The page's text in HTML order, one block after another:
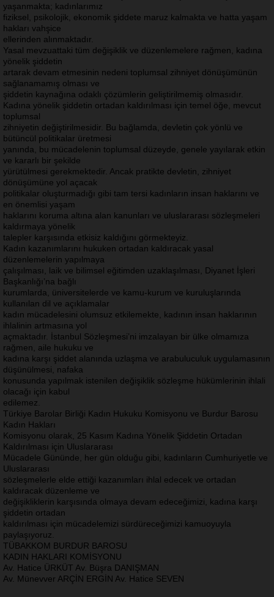
yaşanmakta; kadınlarımız
fiziksel, psikolojik, ekonomik şiddete maruz kalmakta ve hatta yaşam
hakları vahşice
ellerinden alınmaktadır.
Yasal mevzuattaki tüm değişiklik ve düzenlemelere rağmen, kadına
yönelik şiddetin
artarak devam etmesinin nedeni toplumsal zihniyet dönüşümünün
sağlanamamış olması ve
şiddetin kaynağına odaklı çözümlerin geliştirilmemiş olmasıdır.
Kadına yönelik şiddetin ortadan kaldırılması için temel öğe, mevcut
toplumsal
zihniyetin değiştirilmesidir. Bu bağlamda, devletin çok yönlü ve
bütüncül politikalar üretmesi
yanında, bu mücadelenin toplumsal düzeyde, genele yayılarak etkin
ve kararlı bir şekilde
yürütülmesi gerekmektedir. Ancak pratikte devletin, zihniyet
dönüşümüne yol açacak
politikalar oluşturmadığı gibi tam tersi kadınların insan haklarını ve
en önemlisi yaşam
haklarını koruma altına alan kanunları ve uluslararası sözleşmeleri
kaldırmaya yönelik
talepler karşısında etkisiz kaldığını görmekteyiz.
Kadın kazanımlarını hukuken ortadan kaldıracak yasal
düzenlemelerin yapılmaya
çalışılması, laik ve bilimsel eğitimden uzaklaşılması, Diyanet İşleri
Başkanlığı’na bağlı
kurumlarda, üniversitelerde ve kamu-kurum ve kuruluşlarında
kullanılan dil ve açıklamalar
kadın mücadelesini olumsuz etkilemekte, kadının insan haklarının
ihlalinin artmasına yol
açmaktadır. İstanbul Sözleşmesi’ni imzalayan bir ülke olmamıza
rağmen, aile hukuku ve
kadına karşı şiddet alanında uzlaşma ve arabuluculuk uygulamasının
düşünülmesi, nafaka
konusunda yapılmak istenilen değişiklik sözleşme hükümlerinin ihlali
olacağı için kabul
edilemez.
Türkiye Barolar Birliği Kadın Hukuku Komisyonu ve Burdur Barosu
Kadın Hakları
Komisyonu olarak, 25 Kasım Kadına Yönelik Şiddetin Ortadan
Kaldırılması için Uluslararası
Mücadele Gününde, her gün olduğu gibi, kadınların Cumhuriyetle ve
Uluslararası
sözleşmelerle elde ettiği kazanımları ihlal edecek ve ortadan
kaldıracak düzenleme ve
değişikliklerin karşısında olmaya devam edeceğimizi, kadına karşı
şiddetin ortadan
kaldırılması için mücadelemizi sürdüreceğimizi kamuoyuyla
paylaşıyoruz.
TÜBAKKOM BURDUR BAROSU
KADIN HAKLARI KOMİSYONU
Av. Hatice ÜRKÜT Av. Büşra DANIŞMAN
Av. Münevver ARÇİN ERGİN Av. Hatice SEVEN